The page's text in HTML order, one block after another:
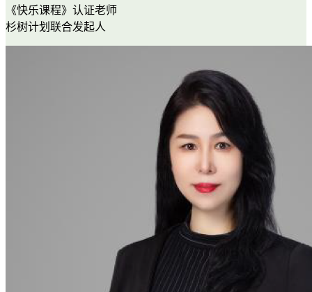
《快乐课程》认证老师
杉树计划联合发起人